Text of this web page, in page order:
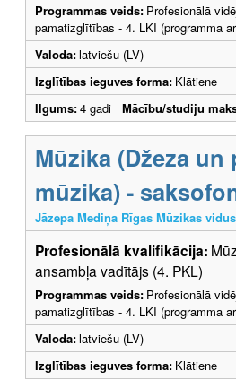
Programmas veids: Profesionālā
pamatizglītības - 4. LKI (programma
Valoda:latviešu (LV)
Izglītības ieguves forma: Klātiene
Ilgums:4 gadi Mācību/studiju
Mūzika (Džeza
mūzika) -
Jāzepa Mediņa Rīgas Mūzikas
Profesionālā kvalifikācija:
ansambļa vadītājs (4. PKL)
Programmas veids: Profesionālā
pamatizglītības - 4. LKI (programma
Valoda:latviešu (LV)
Izglītības ieguves forma: Klātiene